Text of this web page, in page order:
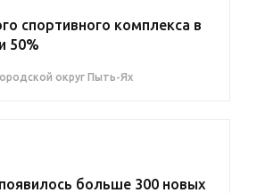
спортивного комплекса в
50%
округ Пыть-Ях
больше 300 новых